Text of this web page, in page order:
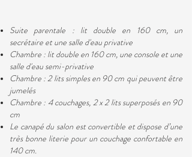
Suite parentale : lit double en 160 cm, un
secrétaire et une salle d'eau privative
Chambre : lit double en 160 cm, une console et une
salle d'eau semi-privative
Chambre : 2 lits simples en 90 cm qui peuvent être
jumelés
Chambre : 4 couchages, 2 x 2 lits superposés en 90
cm
Le canapé du salon est convertible et dispose d’une
très bonne literie pour un couchage confortable en
140 cm.